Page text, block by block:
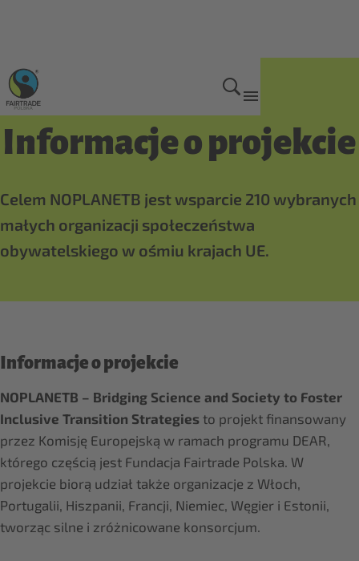
Projekt NOPLANETB
Informacje o projekcie
Celem NOPLANETB jest wsparcie 210 wybranych
małych organizacji społeczeństwa
obywatelskiego w ośmiu krajach UE.
Informacje o projekcie
NOPLANETB – Bridging Science and Society to Foster
Inclusive Transition Strategies to projekt finansowany
przez Komisję Europejską w ramach programu DEAR,
którego częścią jest Fundacja Fairtrade Polska. W
projekcie biorą udział także organizacje z Włoch,
Portugalii, Hiszpanii, Francji, Niemiec, Węgier i Estonii,
tworząc silne i zróżnicowane konsorcjum.